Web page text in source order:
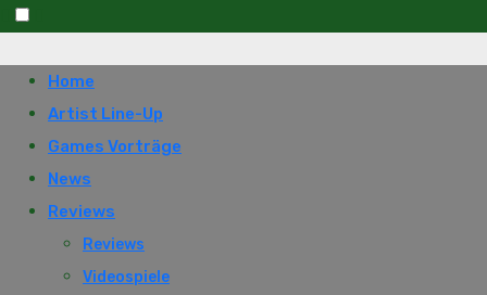
content
Home
Artist Line-Up
Games Vorträge
News
Reviews
Reviews
Videospiele